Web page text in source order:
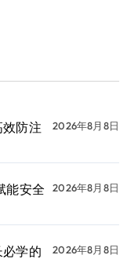
防注
2026年8月8日
能安全
2026年8月8日
学的
2026年8月8日